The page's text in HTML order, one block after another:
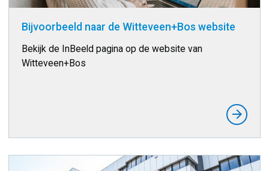
Bijvoorbeeld naar de Witteveen+Bos website
Bekijk de InBeeld pagina op de website van
Witteveen+Bos
arrow_forward